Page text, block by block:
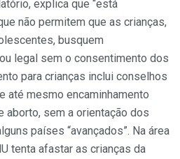
explica que “está
não permitem que as crianças,
busquem
legal sem o consentimento dos
para crianças inclui conselhos
até mesmo encaminhamento
aborto, sem a orientação dos
países “avançados”. Na área
tenta afastar as crianças da